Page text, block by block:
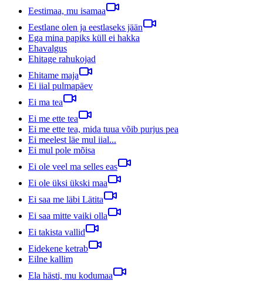
Eestimaa, mu isamaa
Eestlane olen ja eestlaseks jään
Ega mina papiks küll ei hakka
Ehavalgus
Ehitage rahukojad
Ehitame maja
Ei iial pulmapäev
Ei ma tea
Ei me ette tea
Ei me ette tea, mida tuua võib purjus pea
Ei meelest läe mul iial...
Ei mul pole mõisa
Ei ole veel ma selles eas
Ei ole üksi ükski maa
Ei saa me läbi Lätita
Ei saa mitte vaiki olla
Ei takista vallid
Eidekene ketrab
Eilne kallim
Ela hästi, mu kodumaa